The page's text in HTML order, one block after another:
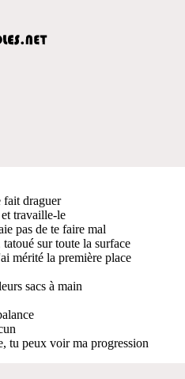
fait draguer
travaille-le
pas de te faire mal
sur toute la surface
mérité la première place
sacs à main
tu peux voir ma progression